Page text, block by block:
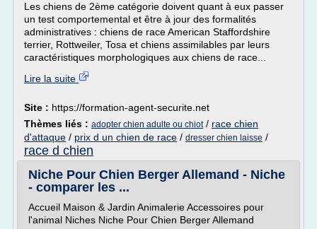
Les chiens de 2ème catégorie doivent quant à eux passer
un test comportemental et être à jour des formalités
administratives : chiens de race American Staffordshire
terrier, Rottweiler, Tosa et chiens assimilables par leurs
caractéristiques morphologiques aux chiens de race...
Lire la suite
Site : https://formation-agent-securite.net
Thèmes liés : adopter chien adulte ou chiot/ race chien
d'attaque / prix d un chien de race / dresser chien laisse /
race d chien
Niche Pour Chien Berger Allemand - Niche
- comparer les ...
Accueil Maison & Jardin Animalerie Accessoires pour
l'animal Niches Niche Pour Chien Berger Allemand